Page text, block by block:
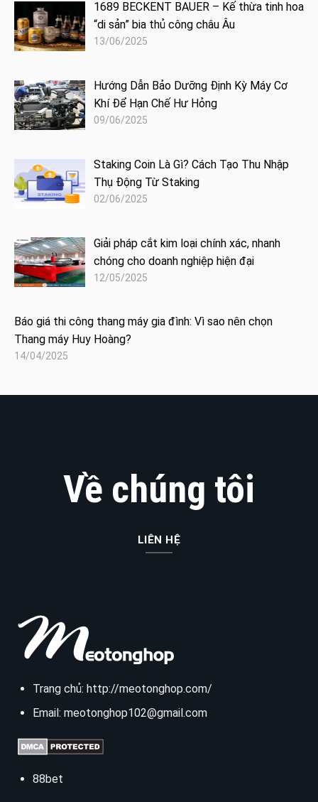
1689 BECKENT BAUER – Kế thừa tinh hoa
“di sản” bia thủ công châu Âu
13/06/2025
Hướng Dẫn Bảo Dưỡng Định Kỳ Máy Cơ
Khí Để Hạn Chế Hư Hỏng
09/06/2025
Staking Coin Là Gì? Cách Tạo Thu Nhập
Thụ Động Từ Staking
02/06/2025
Giải pháp cắt kim loại chính xác, nhanh
chóng cho doanh nghiệp hiện đại
12/05/2025
Báo giá thi công thang máy gia đình: Vì sao nên chọn
Thang máy Huy Hoàng?
14/04/2025
Về chúng tôi
LIÊN HỆ
Trang chủ: http://meotonghop.com/
Email: meotonghop102@gmail.com
88bet